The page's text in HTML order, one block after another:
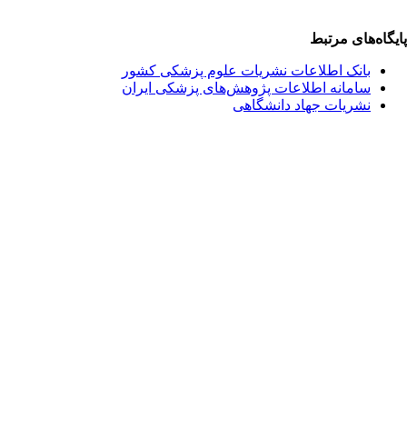
مرتبط
بانک اطلاعات نشریات علوم پزشکی کشور
سامانه اطلاعات پژوهش‌های پزشکی ایران
نشریات جهاد دانشگاهی